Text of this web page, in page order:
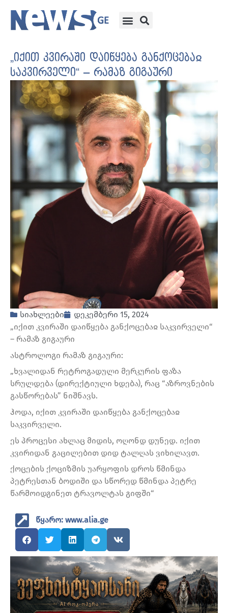
„იქით კვირაში დაიწყება განქოცებაჲ
საკვირველი“ – რამაზ გიგაური
სიახლეები
დეკემბერი 15, 2024
„იქით კვირაში დაიწყება განქოცებაჲ საკვირველი“
– რამაზ გიგაური
ასტროლოგი რამაზ გიგაური:
„ხვალიდან რეტროგადული მერკურის ფაზა
სრულდება (დირექტიული ხდება), რაც “აზროვნების
გასწორებას” ნიშნავს.
ჰოდა, იქით კვირაში დაიწყება განქოცებაჲ
საკვირველი.
ეს პროცესი ახლაც მიდის, ოღონდ დუნედ. იქით
კვირიდან გაცილებით დიდ ტალღას ვიხილავთ.
ქოცების ქოციზმის უარყოფის დროს წმინდა
პეტრესთან ბოდიში და სწორედ წმინდა პეტრე
წარმოიდგინეთ ტრავოლტას გიფში“
წყარო: www.alia.ge